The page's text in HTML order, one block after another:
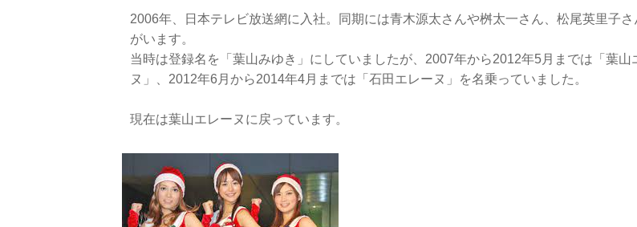
2006年、日本テレビ放送網に入社。同期には青木源太さんや桝太一さん、松尾英里子さ
がいます。
当時は登録名を「葉山みゆき」にしていましたが、2007年から2012年5月までは「葉山
ヌ」、2012年6月から2014年4月までは「石田エレーヌ」を名乗っていました。
現在は葉山エレーヌに戻っています。